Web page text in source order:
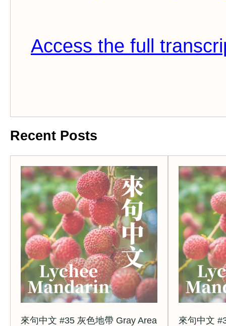
Access the full
Recent Posts
來句中文 #35 灰色地帶 Gray Area 來句中文